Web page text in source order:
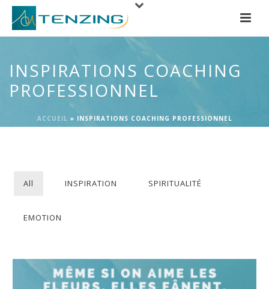
INSPIRATIONS COACHING
PROFESSIONNEL
ACCUEIL » INSPIRATIONS COACHING PROFESSIONNEL
All INSPIRATION SPIRITUALITÉ
EMOTION